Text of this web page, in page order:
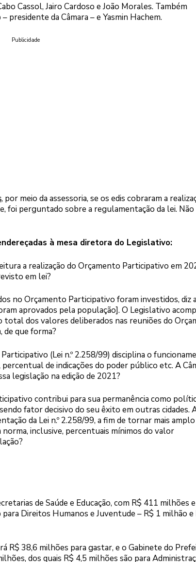
Cassol, Jairo Cardoso e João Morales. Também
presidente da Câmara – e Yasmin Hachem.
Publicidade
, por meio da assessoria, se os edis cobraram a
foi perguntado sobre a regulamentação da lei.
à mesa diretora do Legislativo:
a realização do Orçamento Participativo em
em lei?
no Orçamento Participativo foram investidos, diz
aprovados pela população]. O Legislativo
total dos valores deliberados nas reuniões do
de que forma?
(Lei n.º 2.258/99) disciplina o
de indicações do poder público etc. A
legislação na edição de 2021?
contribui para sua permanência como
fator decisivo do seu êxito em outras cidades.
da Lei n.º 2.258/99, a fim de tornar mais
inclusive, percentuais mínimos do valor
de Saúde e Educação, com R$ 411 milhões
Direitos Humanos e Juventude – R$ 1 milhão e
R$ 38,6 milhões para gastar, e o Gabinete do
dos quais R$ 4,5 milhões são para